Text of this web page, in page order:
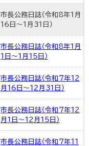
市長公務日誌（令和8年1月
16日～1月31日）
市長公務日誌（令和8年1月
1日～1月15日）
市長公務日誌（令和7年12
月16日～12月31日）
市長公務日誌（令和7年12
月1日～12月15日）
市長公務日誌（令和7年11